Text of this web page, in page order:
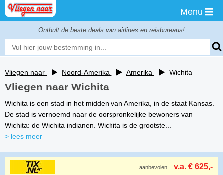
Menu
Onthult de beste deals van airlines en reisbureaus!
Vliegen naar Noord-Amerika Amerika Wichita
Vliegen naar Wichita
Wichita is een stad in het midden van Amerika, in de staat Kansas.
De stad is vernoemd naar de oorspronkelijke bewoners van
Wichita: de Wichita indianen. Wichita is de grootste...
> lees meer
aanbevolen v.a. € 625,-